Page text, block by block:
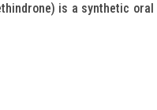
is a synthetic